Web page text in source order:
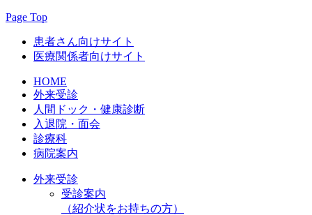
Page Top
患者さん向けサイト
医療関係者向けサイト
HOME
外来受診
人間ドック・健康診断
入退院・面会
診療科
病院案内
外来受診
受診案内
（紹介状をお持ちの方）